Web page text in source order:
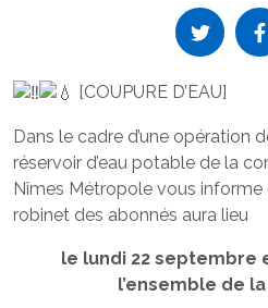
[COUPURE D’EAU]
Dans le cadre d’une opération
réservoir d’eau potable de la
Nîmes Métropole vous informe
robinet des abonnés aura lieu
le lundi 22 septembre
l’ensemble de